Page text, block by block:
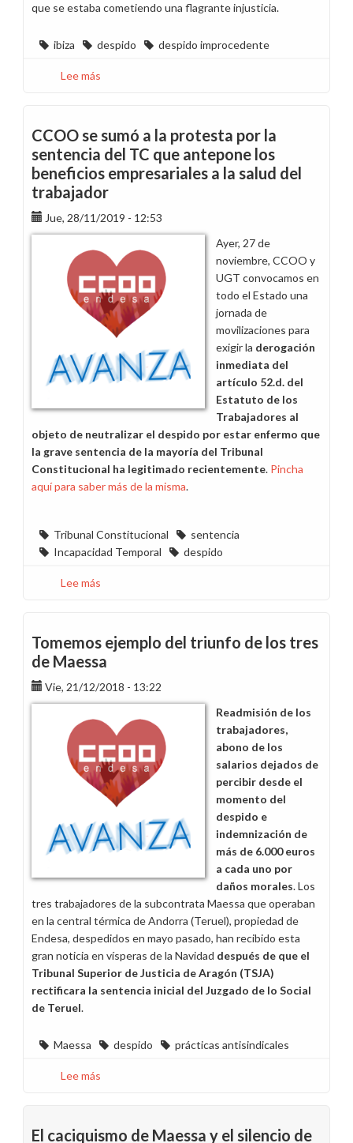
que se estaba cometiendo una flagrante injusticia.
ibiza despido despido improcedente
Lee más
la
central
térmica
de
Ibiza
CCOO se sumó a la protesta por la
sentencia del TC que antepone los
beneficios empresariales a la salud del
trabajador
Jue, 28/11/2019 - 12:53
Ayer, 27 de
noviembre, CCOO y
UGT convocamos en
todo el Estado una
jornada de
movilizaciones para
exigir la derogación
inmediata del
artículo 52.d. del
Estatuto de los
Trabajadores al
objeto de neutralizar el despido por estar enfermo que
la grave sentencia de la mayoría del Tribunal
Constitucional ha legitimado recientemente. Pincha
aquí para saber más de la misma.
Tribunal Constitucional
sentencia
Incapacidad Temporal
despido
Lee más
sumó
la
protesta
por
la
sentencia
del
TC
que
antepone
los
beneficios
a
Tomemos ejemplo del triunfo de los tres
de Maessa
Vie, 21/12/2018 - 13:22
Readmisión de los
trabajadores,
abono de los
salarios dejados de
percibir desde el
momento del
despido e
indemnización de
más de 6.000 euros
a cada uno por
daños morales. Los
tres trabajadores de la subcontrata Maessa que operaban
en la central térmica de Andorra (Teruel), propiedad de
Endesa, despedidos en mayo pasado, han recibido esta
gran noticia en vísperas de la Navidad después de que el
Tribunal Superior de Justicia de Aragón (TSJA)
rectificara la sentencia inicial del Juzgado de lo Social
de Teruel.
Maessa despido prácticas antisindicales
Lee más
El caciquismo de Maessa y el silencio de